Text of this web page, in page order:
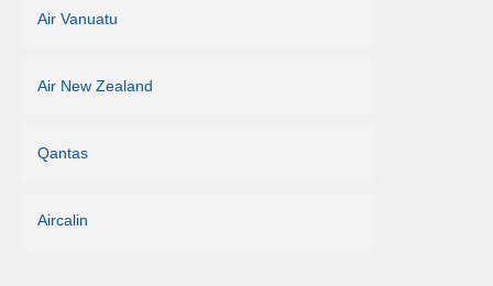
Air Vanuatu
Air New Zealand
Qantas
Aircalin